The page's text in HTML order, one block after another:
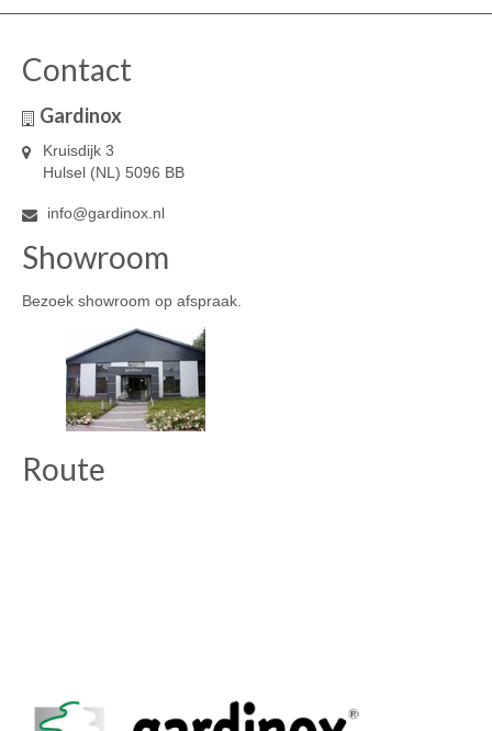
Contact
Gardinox
Kruisdijk 3
Hulsel (NL) 5096 BB
info@gardinox.nl
Showroom
Bezoek showroom op afspraak.
Route